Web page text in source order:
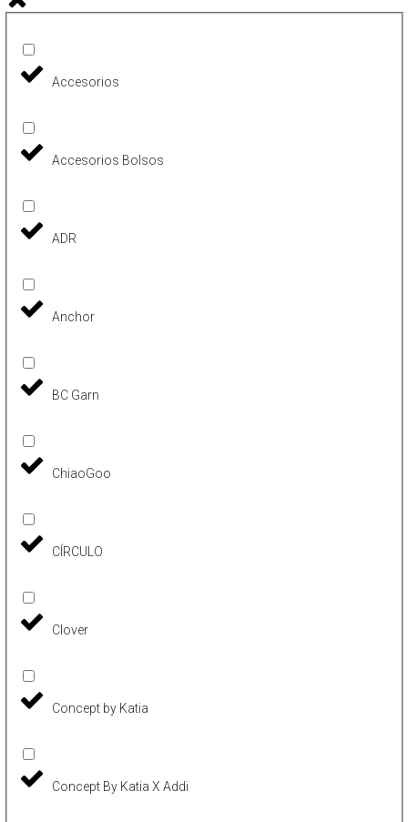
Accesorios
Accesorios Bolsos
ADR
Anchor
BC Garn
ChiaoGoo
CÍRCULO
Clover
Concept by Katia
Concept By Katia X Addi